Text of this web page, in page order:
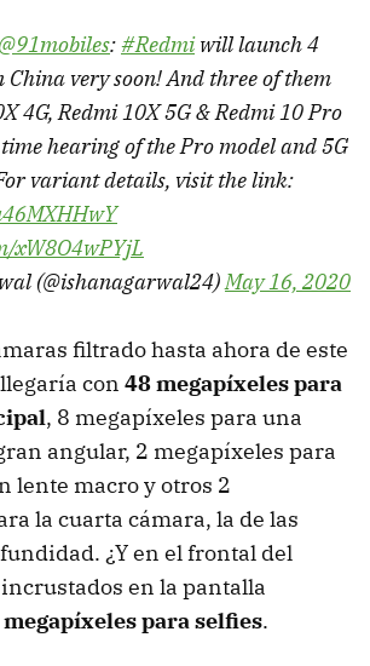
@91mobiles:#Redmiwill launch 4
China very soon! And three of them
4G, Redmi 10X 5G & Redmi 10 Pro
hearing of the Pro model and 5G
variant details, visit the link:
xW8O4wPYjL
(@ishanagarwal24)May 16, 2020
filtrado hasta ahora de este
con 48 megapíxeles para
, 8 megapíxeles para una
angular, 2 megapíxeles para
lente macro y otros 2
la cuarta cámara, la de las
¿Y en el frontal del
en la pantalla
megapíxeles para selfies.